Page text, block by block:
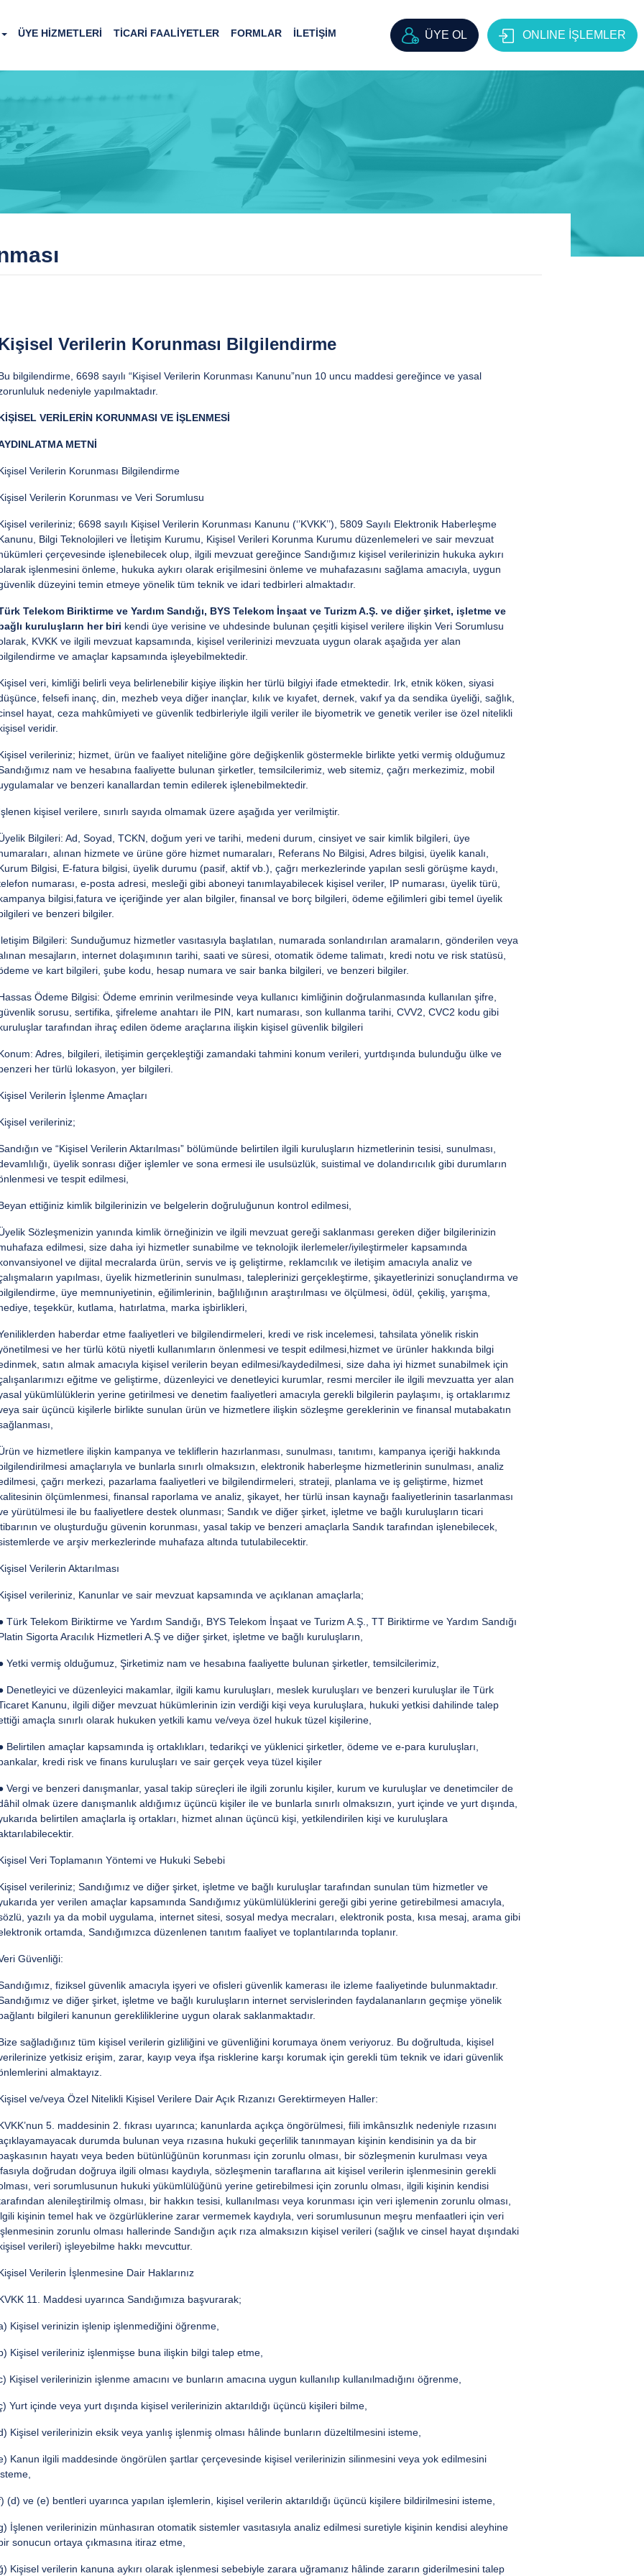
ÜYE HİZMETLERİ TİCARİ FAALİYETLER FORMLAR İLETİŞİM ÜYE OL ONLINE İŞLEMLER
Verilerin Korunması Bilgilendirme
bilgilendirme, 6698 sayılı “Kişisel Verilerin Korunması Kanunu”nun 10 uncu maddesi gereğince ve yasal
nedeniyle yapılmaktadır.
VERİLERİN KORUNMASI VE İŞLENMESİ
METNİ
Verilerin Korunması Bilgilendirme
Verilerin Korunması ve Veri Sorumlusu
verileriniz; 6698 sayılı Kişisel Verilerin Korunması Kanunu (‘’KVKK’’), 5809 Sayılı Elektronik Haberleşme
Bilgi Teknolojileri ve İletişim Kurumu, Kişisel Verileri Korunma Kurumu düzenlemeleri ve sair mevzuat
çerçevesinde işlenebilecek olup, ilgili mevzuat gereğince Sandığımız kişisel verilerinizin hukuka aykırı
işlenmesini önleme, hukuka aykırı olarak erişilmesini önleme ve muhafazasını sağlama amacıyla, uygun
düzeyini temin etmeye yönelik tüm teknik ve idari tedbirleri almaktadır.
Telekom Biriktirme ve Yardım Sandığı, BYS Telekom İnşaat ve Turizm A.Ş. ve diğer şirket, işletme ve
kuruluşların her biri kendi üye verisine ve uhdesinde bulunan çeşitli kişisel verilere ilişkin Veri Sorumlusu
KVKK ve ilgili mevzuat kapsamında, kişisel verilerinizi mevzuata uygun olarak aşağıda yer alan
ve amaçlar kapsamında işleyebilmektedir.
veri, kimliği belirli veya belirlenebilir kişiye ilişkin her türlü bilgiyi ifade etmektedir. Irk, etnik köken, siyasi
felsefi inanç, din, mezheb veya diğer inançlar, kılık ve kıyafet, dernek, vakıf ya da sendika üyeliği, sağlık,
hayat, ceza mahkûmiyeti ve güvenlik tedbirleriyle ilgili veriler ile biyometrik ve genetik veriler ise özel nitelikli
veridir.
verileriniz; hizmet, ürün ve faaliyet niteliğine göre değişkenlik göstermekle birlikte yetki vermiş olduğumuz
nam ve hesabına faaliyette bulunan şirketler, temsilcilerimiz, web sitemiz, çağrı merkezimiz, mobil
ve benzeri kanallardan temin edilerek işlenebilmektedir.
kişisel verilere, sınırlı sayıda olmamak üzere aşağıda yer verilmiştir.
Bilgileri: Ad, Soyad, TCKN, doğum yeri ve tarihi, medeni durum, cinsiyet ve sair kimlik bilgileri, üye
alınan hizmete ve ürüne göre hizmet numaraları, Referans No Bilgisi, Adres bilgisi, üyelik kanalı,
Bilgisi, E-fatura bilgisi, üyelik durumu (pasif, aktif vb.), çağrı merkezlerinde yapılan sesli görüşme kaydı,
numarası, e-posta adresi, mesleği gibi aboneyi tanımlayabilecek kişisel veriler, IP numarası, üyelik türü,
bilgisi,fatura ve içeriğinde yer alan bilgiler, finansal ve borç bilgileri, ödeme eğilimleri gibi temel üyelik
ve benzeri bilgiler.
Bilgileri: Sunduğumuz hizmetler vasıtasıyla başlatılan, numarada sonlandırılan aramaların, gönderilen veya
mesajların, internet dolaşımının tarihi, saati ve süresi, otomatik ödeme talimatı, kredi notu ve risk statüsü,
ve kart bilgileri, şube kodu, hesap numara ve sair banka bilgileri, ve benzeri bilgiler.
Ödeme Bilgisi: Ödeme emrinin verilmesinde veya kullanıcı kimliğinin doğrulanmasında kullanılan şifre,
sorusu, sertifika, şifreleme anahtarı ile PIN, kart numarası, son kullanma tarihi, CVV2, CVC2 kodu gibi
tarafından ihraç edilen ödeme araçlarına ilişkin kişisel güvenlik bilgileri
Adres, bilgileri, iletişimin gerçekleştiği zamandaki tahmini konum verileri, yurtdışında bulunduğu ülke ve
her türlü lokasyon, yer bilgileri.
Verilerin İşlenme Amaçları
verileriniz;
ve “Kişisel Verilerin Aktarılması” bölümünde belirtilen ilgili kuruluşların hizmetlerinin tesisi, sunulması,
üyelik sonrası diğer işlemler ve sona ermesi ile usulsüzlük, suistimal ve dolandırıcılık gibi durumların
ve tespit edilmesi,
ettiğiniz kimlik bilgilerinizin ve belgelerin doğruluğunun kontrol edilmesi,
Sözleşmenizin yanında kimlik örneğinizin ve ilgili mevzuat gereği saklanması gereken diğer bilgilerinizin
edilmesi, size daha iyi hizmetler sunabilme ve teknolojik ilerlemeler/iyileştirmeler kapsamında
ve dijital mecralarda ürün, servis ve iş geliştirme, reklamcılık ve iletişim amacıyla analiz ve
yapılması, üyelik hizmetlerinin sunulması, taleplerinizi gerçekleştirme, şikayetlerinizi sonuçlandırma ve
üye memnuniyetinin, eğilimlerinin, bağlılığının araştırılması ve ölçülmesi, ödül, çekiliş, yarışma,
teşekkür, kutlama, hatırlatma, marka işbirlikleri,
haberdar etme faaliyetleri ve bilgilendirmeleri, kredi ve risk incelemesi, tahsilata yönelik riskin
ve her türlü kötü niyetli kullanımların önlenmesi ve tespit edilmesi,hizmet ve ürünler hakkında bilgi
satın almak amacıyla kişisel verilerin beyan edilmesi/kaydedilmesi, size daha iyi hizmet sunabilmek için
eğitme ve geliştirme, düzenleyici ve denetleyici kurumlar, resmi merciler ile ilgili mevzuatta yer alan
yükümlülüklerin yerine getirilmesi ve denetim faaliyetleri amacıyla gerekli bilgilerin paylaşımı, iş ortaklarımız
sair üçüncü kişilerle birlikte sunulan ürün ve hizmetlere ilişkin sözleşme gereklerinin ve finansal mutabakatın
ve hizmetlere ilişkin kampanya ve tekliflerin hazırlanması, sunulması, tanıtımı, kampanya içeriği hakkında
amaçlarıyla ve bunlarla sınırlı olmaksızın, elektronik haberleşme hizmetlerinin sunulması, analiz
çağrı merkezi, pazarlama faaliyetleri ve bilgilendirmeleri, strateji, planlama ve iş geliştirme, hizmet
ölçümlenmesi, finansal raporlama ve analiz, şikayet, her türlü insan kaynağı faaliyetlerinin tasarlanması
yürütülmesi ile bu faaliyetlere destek olunması; Sandık ve diğer şirket, işletme ve bağlı kuruluşların ticari
ve oluşturduğu güvenin korunması, yasal takip ve benzeri amaçlarla Sandık tarafından işlenebilecek,
ve arşiv merkezlerinde muhafaza altında tutulabilecektir.
Verilerin Aktarılması
verileriniz, Kanunlar ve sair mevzuat kapsamında ve açıklanan amaçlarla;
Türk Telekom Biriktirme ve Yardım Sandığı, BYS Telekom İnşaat ve Turizm A.Ş., TT Biriktirme ve Yardım Sandığı
Sigorta Aracılık Hizmetleri A.Ş ve diğer şirket, işletme ve bağlı kuruluşların,
Yetki vermiş olduğumuz, Şirketimiz nam ve hesabına faaliyette bulunan şirketler, temsilcilerimiz,
Denetleyici ve düzenleyici makamlar, ilgili kamu kuruluşları, meslek kuruluşları ve benzeri kuruluşlar ile Türk
Kanunu, ilgili diğer mevzuat hükümlerinin izin verdiği kişi veya kuruluşlara, hukuki yetkisi dahilinde talep
amaçla sınırlı olarak hukuken yetkili kamu ve/veya özel hukuk tüzel kişilerine,
Belirtilen amaçlar kapsamında iş ortaklıkları, tedarikçi ve yüklenici şirketler, ödeme ve e-para kuruluşları,
kredi risk ve finans kuruluşları ve sair gerçek veya tüzel kişiler
Vergi ve benzeri danışmanlar, yasal takip süreçleri ile ilgili zorunlu kişiler, kurum ve kuruluşlar ve denetimciler de
olmak üzere danışmanlık aldığımız üçüncü kişiler ile ve bunlarla sınırlı olmaksızın, yurt içinde ve yurt dışında,
belirtilen amaçlarla iş ortakları, hizmet alınan üçüncü kişi, yetkilendirilen kişi ve kuruluşlara
Veri Toplamanın Yöntemi ve Hukuki Sebebi
verileriniz; Sandığımız ve diğer şirket, işletme ve bağlı kuruluşlar tarafından sunulan tüm hizmetler ve
yer verilen amaçlar kapsamında Sandığımız yükümlülüklerini gereği gibi yerine getirebilmesi amacıyla,
yazılı ya da mobil uygulama, internet sitesi, sosyal medya mecraları, elektronik posta, kısa mesaj, arama gibi
ortamda, Sandığımızca düzenlenen tanıtım faaliyet ve toplantılarında toplanır.
Güvenliği:
fiziksel güvenlik amacıyla işyeri ve ofisleri güvenlik kamerası ile izleme faaliyetinde bulunmaktadır.
ve diğer şirket, işletme ve bağlı kuruluşların internet servislerinden faydalananların geçmişe yönelik
bilgileri kanunun gerekliliklerine uygun olarak saklanmaktadır.
sağladığınız tüm kişisel verilerin gizliliğini ve güvenliğini korumaya önem veriyoruz. Bu doğrultuda, kişisel
yetkisiz erişim, zarar, kayıp veya ifşa risklerine karşı korumak için gerekli tüm teknik ve idari güvenlik
almaktayız.
ve/veya Özel Nitelikli Kişisel Verilere Dair Açık Rızanızı Gerektirmeyen Haller:
5. maddesinin 2. fıkrası uyarınca; kanunlarda açıkça öngörülmesi, fiili imkânsızlık nedeniyle rızasını
durumda bulunan veya rızasına hukuki geçerlilik tanınmayan kişinin kendisinin ya da bir
hayatı veya beden bütünlüğünün korunması için zorunlu olması, bir sözleşmenin kurulması veya
doğrudan doğruya ilgili olması kaydıyla, sözleşmenin taraflarına ait kişisel verilerin işlenmesinin gerekli
veri sorumlusunun hukuki yükümlülüğünü yerine getirebilmesi için zorunlu olması, ilgili kişinin kendisi
alenileştirilmiş olması, bir hakkın tesisi, kullanılması veya korunması için veri işlemenin zorunlu olması,
kişinin temel hak ve özgürlüklerine zarar vermemek kaydıyla, veri sorumlusunun meşru menfaatleri için veri
zorunlu olması hallerinde Sandığın açık rıza almaksızın kişisel verileri (sağlık ve cinsel hayat dışındaki
verileri) işleyebilme hakkı mevcuttur.
Verilerin İşlenmesine Dair Haklarınız
11. Maddesi uyarınca Sandığımıza başvurarak;
Kişisel verinizin işlenip işlenmediğini öğrenme,
Kişisel verileriniz işlenmişse buna ilişkin bilgi talep etme,
Kişisel verilerinizin işlenme amacını ve bunların amacına uygun kullanılıp kullanılmadığını öğrenme,
Yurt içinde veya yurt dışında kişisel verilerinizin aktarıldığı üçüncü kişileri bilme,
Kişisel verilerinizin eksik veya yanlış işlenmiş olması hâlinde bunların düzeltilmesini isteme,
Kanun ilgili maddesinde öngörülen şartlar çerçevesinde kişisel verilerinizin silinmesini veya yok edilmesini
(d) ve (e) bentleri uyarınca yapılan işlemlerin, kişisel verilerin aktarıldığı üçüncü kişilere bildirilmesini isteme,
İşlenen verilerinizin münhasıran otomatik sistemler vasıtasıyla analiz edilmesi suretiyle kişinin kendisi aleyhine
sonucun ortaya çıkmasına itiraz etme,
Kişisel verilerin kanuna aykırı olarak işlenmesi sebebiyle zarara uğramanız hâlinde zararın giderilmesini talep